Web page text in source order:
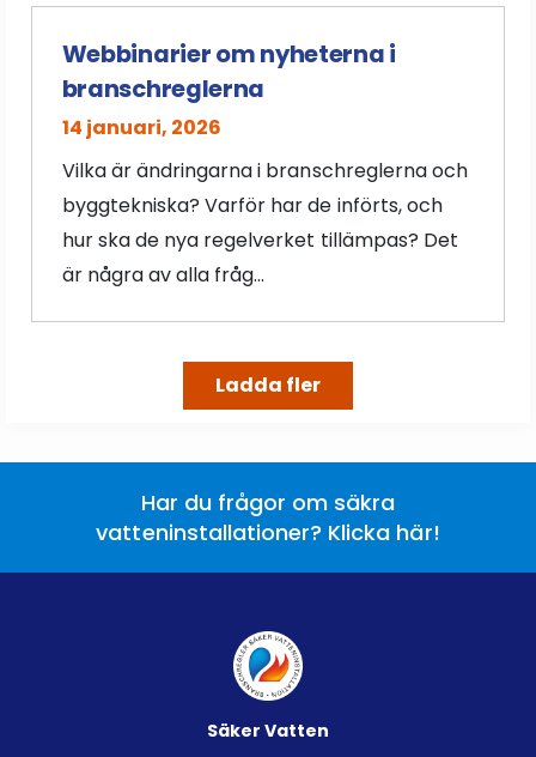
14 januari, 2026
Webbinarier om nyheterna i
branschreglerna
Vilka är ändringarna i branschreglerna och
byggtekniska? Varför har de införts, och
hur ska de nya regelverket tillämpas? Det
är några av alla fråg...
Ladda fler
Har du frågor om säkra
vatteninstallationer? Klicka här!
Säker Vatten